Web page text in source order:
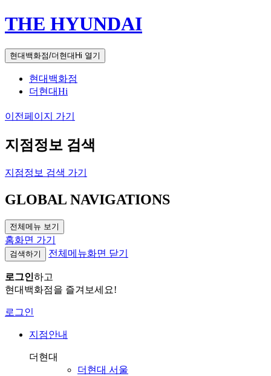
THE HYUNDAI
현대백화점/더현대Hi 열기
현대백화점
더현대Hi
이전페이지 가기
지점정보 검색
지점정보 검색 가기
GLOBAL NAVIGATIONS
전체메뉴 보기
홈화면 가기
검색하기 전체메뉴화면 닫기
로그인하고
현대백화점을 즐겨보세요!
로그인
지점안내
더현대
더현대 서울